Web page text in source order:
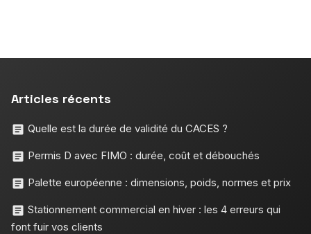
Articles récents
Quelle est la durée de validité du CACES ?
Permis D avec FIMO : durée, coût et débouchés
Palette européenne : dimensions, poids, normes et prix
Stationnement commercial en hiver : les 4 erreurs qui
font fuir vos clients